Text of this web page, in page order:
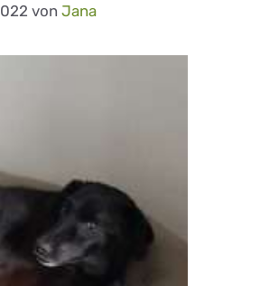
von Jana